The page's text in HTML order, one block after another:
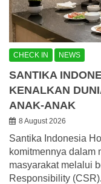
CHECK IN NEWS
SANTIKA
KENALKAN
ANAK-ANAK
8 August 2026
Santika Indonesia
komitmennya dalam
masyarakat melalui
Responsibility